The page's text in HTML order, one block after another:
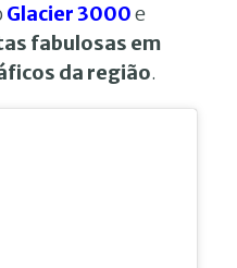
Glacier 3000e
fabulosas em
da região.